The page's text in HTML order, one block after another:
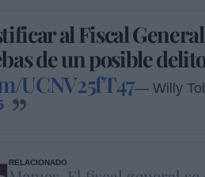
al Fiscal
de un posible
UCNV25fT47— Willy
RELACIONADO